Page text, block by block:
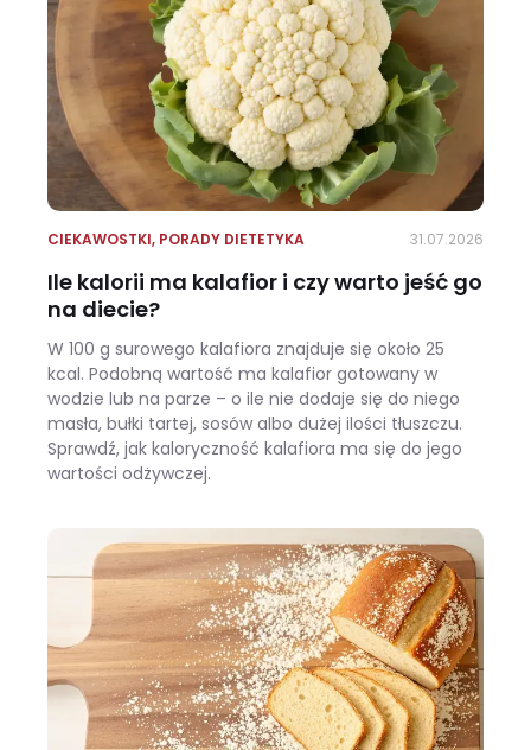
CIEKAWOSTKI, PORADY DIETETYKA 31.07.2026
Ile kalorii ma kalafior i czy warto jeść go
na diecie?
W 100 g surowego kalafiora znajduje się około 25
kcal. Podobną wartość ma kalafior gotowany w
wodzie lub na parze – o ile nie dodaje się do niego
masła, bułki tartej, sosów albo dużej ilości tłuszczu.
Sprawdź, jak kaloryczność kalafiora ma się do jego
wartości odżywczej.